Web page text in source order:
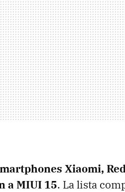
Xiaomi,
a MIUI 15. La lista